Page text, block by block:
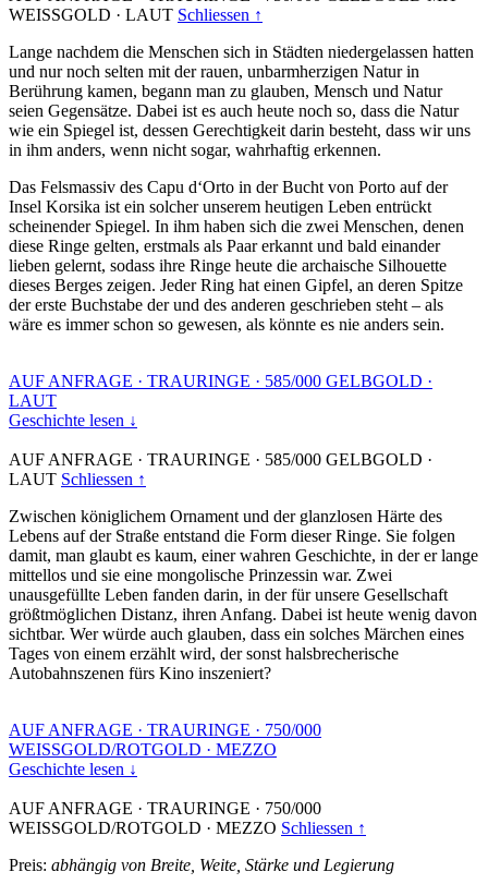
WEISSGOLD · LAUT Schliessen ↑
Lange nachdem die Menschen sich in Städten niedergelassen hatten
und nur noch selten mit der rauen, unbarmherzigen Natur in
Berührung kamen, begann man zu glauben, Mensch und Natur
seien Gegensätze. Dabei ist es auch heute noch so, dass die Natur
wie ein Spiegel ist, dessen Gerechtigkeit darin besteht, dass wir uns
in ihm anders, wenn nicht sogar, wahrhaftig erkennen.
Das Felsmassiv des Capu d‘Orto in der Bucht von Porto auf der
Insel Korsika ist ein solcher unserem heutigen Leben entrückt
scheinender Spiegel. In ihm haben sich die zwei Menschen, denen
diese Ringe gelten, erstmals als Paar erkannt und bald einander
lieben gelernt, sodass ihre Ringe heute die archaische Silhouette
dieses Berges zeigen. Jeder Ring hat einen Gipfel, an deren Spitze
der erste Buchstabe der und des anderen geschrieben steht – als
wäre es immer schon so gewesen, als könnte es nie anders sein.
AUF ANFRAGE · TRAURINGE · 585/000 GELBGOLD ·
LAUT
Geschichte lesen ↓
AUF ANFRAGE · TRAURINGE · 585/000 GELBGOLD ·
LAUT Schliessen ↑
Zwischen königlichem Ornament und der glanzlosen Härte des
Lebens auf der Straße entstand die Form dieser Ringe. Sie folgen
damit, man glaubt es kaum, einer wahren Geschichte, in der er lange
mittellos und sie eine mongolische Prinzessin war. Zwei
unausgefüllte Leben fanden darin, in der für unsere Gesellschaft
größtmöglichen Distanz, ihren Anfang. Dabei ist heute wenig davon
sichtbar. Wer würde auch glauben, dass ein solches Märchen eines
Tages von einem erzählt wird, der sonst halsbrecherische
Autobahnszenen fürs Kino inszeniert?
AUF ANFRAGE · TRAURINGE · 750/000
WEISSGOLD/ROTGOLD · MEZZO
Geschichte lesen ↓
AUF ANFRAGE · TRAURINGE · 750/000
WEISSGOLD/ROTGOLD · MEZZO Schliessen ↑
Preis: abhängig von Breite, Weite, Stärke und Legierung